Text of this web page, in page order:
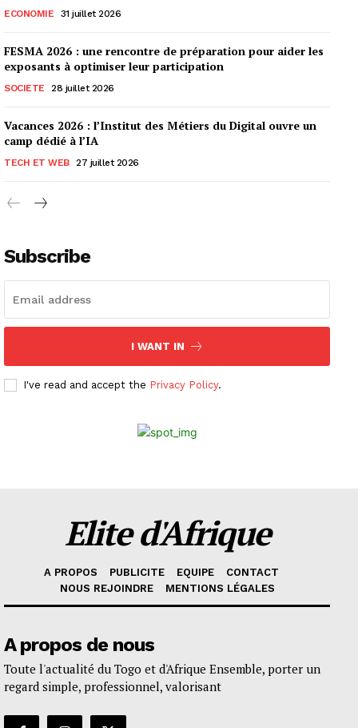
ECONOMIE 31 juillet 2026
FESMA 2026 : une rencontre de préparation pour aider les
exposants à optimiser leur participation
SOCIETE 28 juillet 2026
Vacances 2026 : l’Institut des Métiers du Digital ouvre un
camp dédié à l’IA
TECH ET WEB 27 juillet 2026
Subscribe
I WANT IN
I've read and accept the Privacy Policy.
Elite d'Afrique
A PROPOS PUBLICITE EQUIPE
CONTACT
NOUS REJOINDRE
MENTIONS LÉGALES
A propos de nous
Toute l'actualité du Togo et d'Afrique Ensemble, porter un
regard simple, professionnel, valorisant